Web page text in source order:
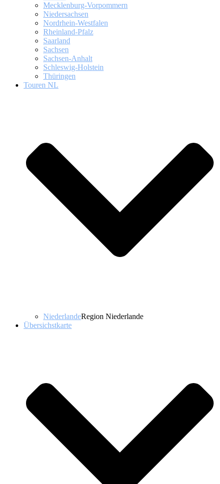
Mecklenburg-Vorpommern
Niedersachsen
Nordrhein-Westfalen
Rheinland-Pfalz
Saarland
Sachsen
Sachsen-Anhalt
Schleswig-Holstein
Thüringen
Touren NL
NiederlandeRegion Niederlande
Übersichstkarte